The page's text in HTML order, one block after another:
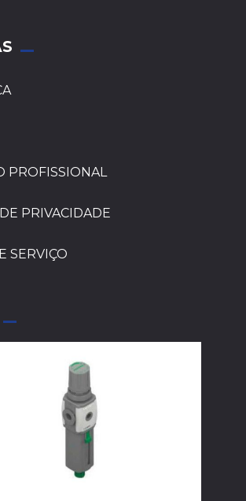
PROFISSIONAL
PRIVACIDADE
SERVIÇO